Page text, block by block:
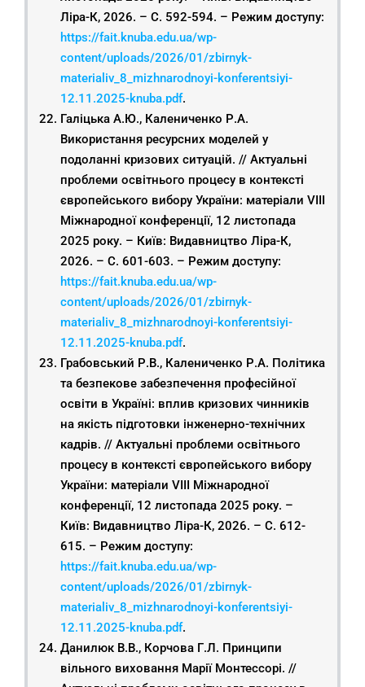
Ліра-К, 2026. – С. 592-594. – Режим доступу:
https://fait.knuba.edu.ua/wp-
content/uploads/2026/01/zbirnyk-
materialiv_8_mizhnarodnoyi-konferentsiyi-
12.11.2025-knuba.pdf.
Галіцька А.Ю., Калениченко Р.А.
Використання ресурсних моделей у
подоланні кризових ситуацій. // Актуальні
проблеми освітнього процесу в контексті
європейського вибору України: матеріали VIІІ
Міжнародної конференції, 12 листопада
2025 року. – Київ: Видавництво Ліра-К,
2026. – С. 601-603. – Режим доступу:
https://fait.knuba.edu.ua/wp-
content/uploads/2026/01/zbirnyk-
materialiv_8_mizhnarodnoyi-konferentsiyi-
12.11.2025-knuba.pdf.
Грабовський Р.В., Калениченко Р.А. Політика
та безпекове забезпечення професійної
освіти в Україні: вплив кризових чинників
на якість підготовки інженерно-технічних
кадрів. // Актуальні проблеми освітнього
процесу в контексті європейського вибору
України: матеріали VIІІ Міжнародної
конференції, 12 листопада 2025 року. –
Київ: Видавництво Ліра-К, 2026. – С. 612-
615. – Режим доступу:
https://fait.knuba.edu.ua/wp-
content/uploads/2026/01/zbirnyk-
materialiv_8_mizhnarodnoyi-konferentsiyi-
12.11.2025-knuba.pdf.
Данилюк В.В., Корчова Г.Л. Принципи
вільного виховання Марії Монтессорі. //